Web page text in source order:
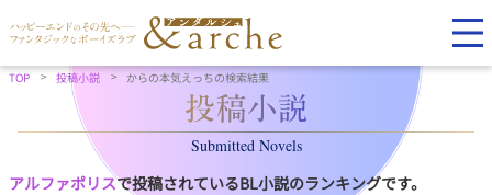
TOP 投稿小説 からの本気えっちの検索結果
Submitted Novels
アルファポリスで投稿されているBL小説のランキングです。